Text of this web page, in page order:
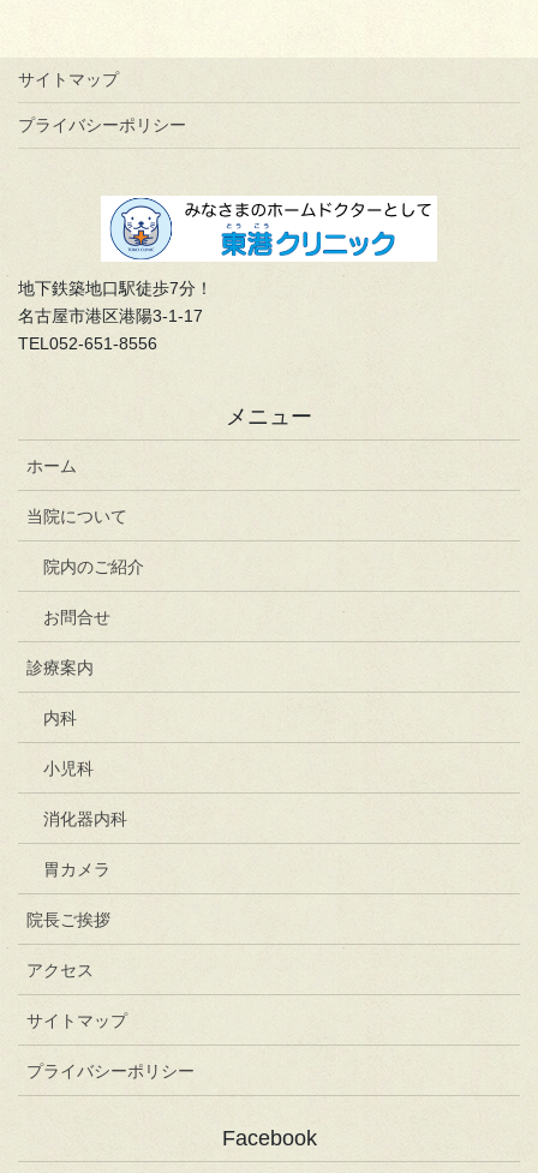
サイトマップ
プライバシーポリシー
地下鉄築地口駅徒歩7分！
名古屋市港区港陽3-1-17
TEL052-651-8556
メニュー
ホーム
当院について
院内のご紹介
お問合せ
診療案内
内科
小児科
消化器内科
胃カメラ
院長ご挨拶
アクセス
サイトマップ
プライバシーポリシー
Facebook